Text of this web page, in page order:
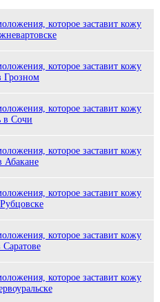
которое заставит кожу
которое заставит кожу
Грозном
которое заставит кожу
в Сочи
которое заставит кожу
Абакане
которое заставит кожу
которое заставит кожу
Саратове
которое заставит кожу